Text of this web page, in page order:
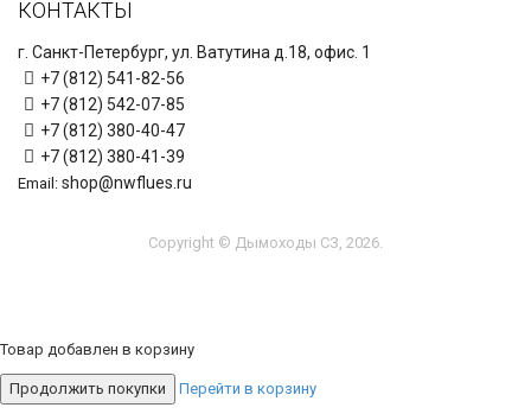
КОНТАКТЫ
г. Санкт-Петербург, ул. Ватутина д.18, офис. 1
+7 (812) 541-82-56
+7 (812) 542-07-85
+7 (812) 380-40-47
+7 (812) 380-41-39
Email: shop@nwflues.ru
Copyright © Дымоходы СЗ, 2026.
Товар добавлен в корзину
Продолжить покупки Перейти в корзину